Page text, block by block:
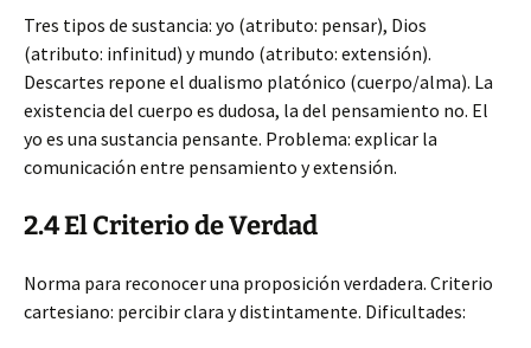
Tres tipos de sustancia: yo (atributo: pensar), Dios
(atributo: infinitud) y mundo (atributo: extensión).
Descartes repone el dualismo platónico (cuerpo/alma). La
existencia del cuerpo es dudosa, la del pensamiento no. El
yo es una sustancia pensante. Problema: explicar la
comunicación entre pensamiento y extensión.
2.4 El Criterio de Verdad
Norma para reconocer una proposición verdadera. Criterio
cartesiano: percibir clara y distintamente. Dificultades: